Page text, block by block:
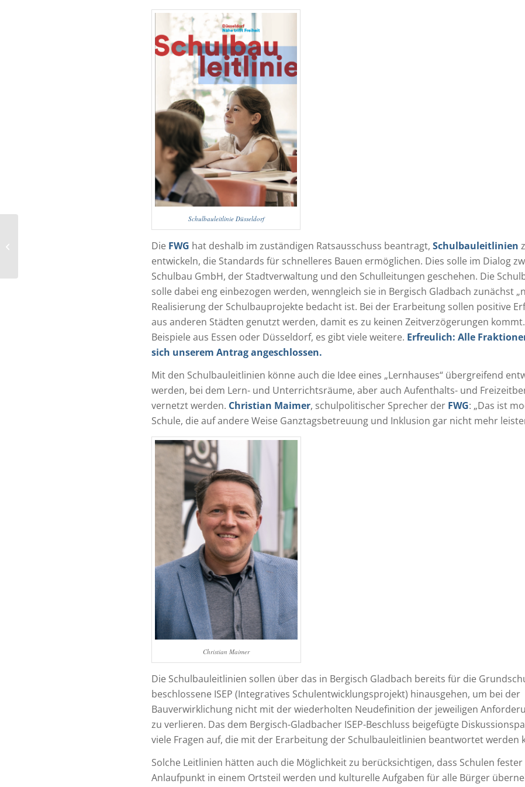
Schulbauleitlinie Düsseldorf
Die FWG hat deshalb im zuständigen Ratsausschuss beantragt,Schulbauleitlinien
entwickeln, die Standards für schnelleres Bauen ermöglichen. Dies solle im Dialog
Schulbau GmbH, der Stadtverwaltung und den Schulleitungen geschehen. Die
solle dabei eng einbezogen werden, wenngleich sie in Bergisch Gladbach zunächst
Realisierung der Schulbauprojekte bedacht ist. Bei der Erarbeitung sollen positive
aus anderen Städten genutzt werden, damit es zu keinen Zeitverzögerungen
Beispiele aus Essen oder Düsseldorf, es gibt viele weitere. Erfreulich: Alle
sich unserem Antrag angeschlossen.
Mit den Schulbauleitlinien könne auch die Idee eines „Lernhauses“ übergreifend
werden, bei dem Lern- und Unterrichtsräume, aber auch Aufenthalts- und
vernetzt werden. Christian Maimer, schulpolitischer Sprecher der FWG: „Das ist
Schule, die auf andere Weise Ganztagsbetreuung und Inklusion gar nicht mehr
Christian Maimer
Die Schulbauleitlinien sollen über das in Bergisch Gladbach bereits für die
beschlossene ISEP (Integratives Schulentwicklungsprojekt) hinausgehen, um bei der
Bauverwirklichung nicht mit der wiederholten Neudefinition der jeweiligen
zu verlieren. Das dem Bergisch-Gladbacher ISEP-Beschluss beigefügte
viele Fragen auf, die mit der Erarbeitung der Schulbauleitlinien beantwortet werden
Solche Leitlinien hätten auch die Möglichkeit zu berücksichtigen, dass Schulen fester
Anlaufpunkt in einem Ortsteil werden und kulturelle Aufgaben für alle Bürger